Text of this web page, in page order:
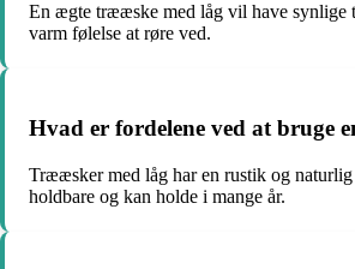
En ægte trææske med låg vil have synlige
varm følelse at røre ved.
Hvad er fordelene ved at bruge
Trææsker med låg har en rustik og
holdbare og kan holde i mange år.